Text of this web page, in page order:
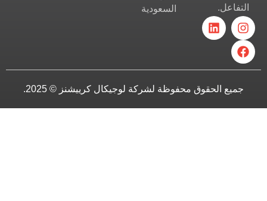
التفاعل.
السعودية
جميع الحقوق محفوظة لشركة لوجيكال كرييشنز © 2025.